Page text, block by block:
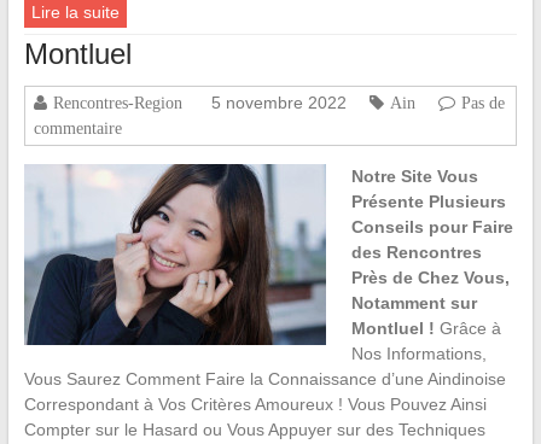
Lire la suite
Montluel
Rencontres-Region 5 novembre 2022 Ain
Pas de
commentaire
Notre Site Vous
Présente Plusieurs
Conseils pour Faire
des Rencontres
Près de Chez Vous,
Notamment sur
Montluel ! Grâce à
Nos Informations,
Vous Saurez Comment Faire la Connaissance d’une Aindinoise
Correspondant à Vos Critères Amoureux ! Vous Pouvez Ainsi
Compter sur le Hasard ou Vous Appuyer sur des Techniques